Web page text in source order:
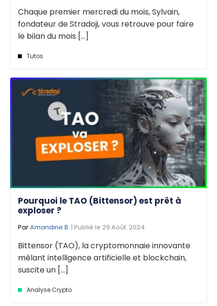
Chaque premier mercredi du mois, Sylvain,
fondateur de Stradoji, vous retrouve pour faire
le bilan du mois [...]
Tutos
Pourquoi le TAO (Bittensor) est prêt à
exploser ?
ParAmandine B. | Publié le 29 Août. 2024
Bittensor (TAO), la cryptomonnaie innovante
mêlant intelligence artificielle et blockchain,
suscite un [...]
Analyse Crypto